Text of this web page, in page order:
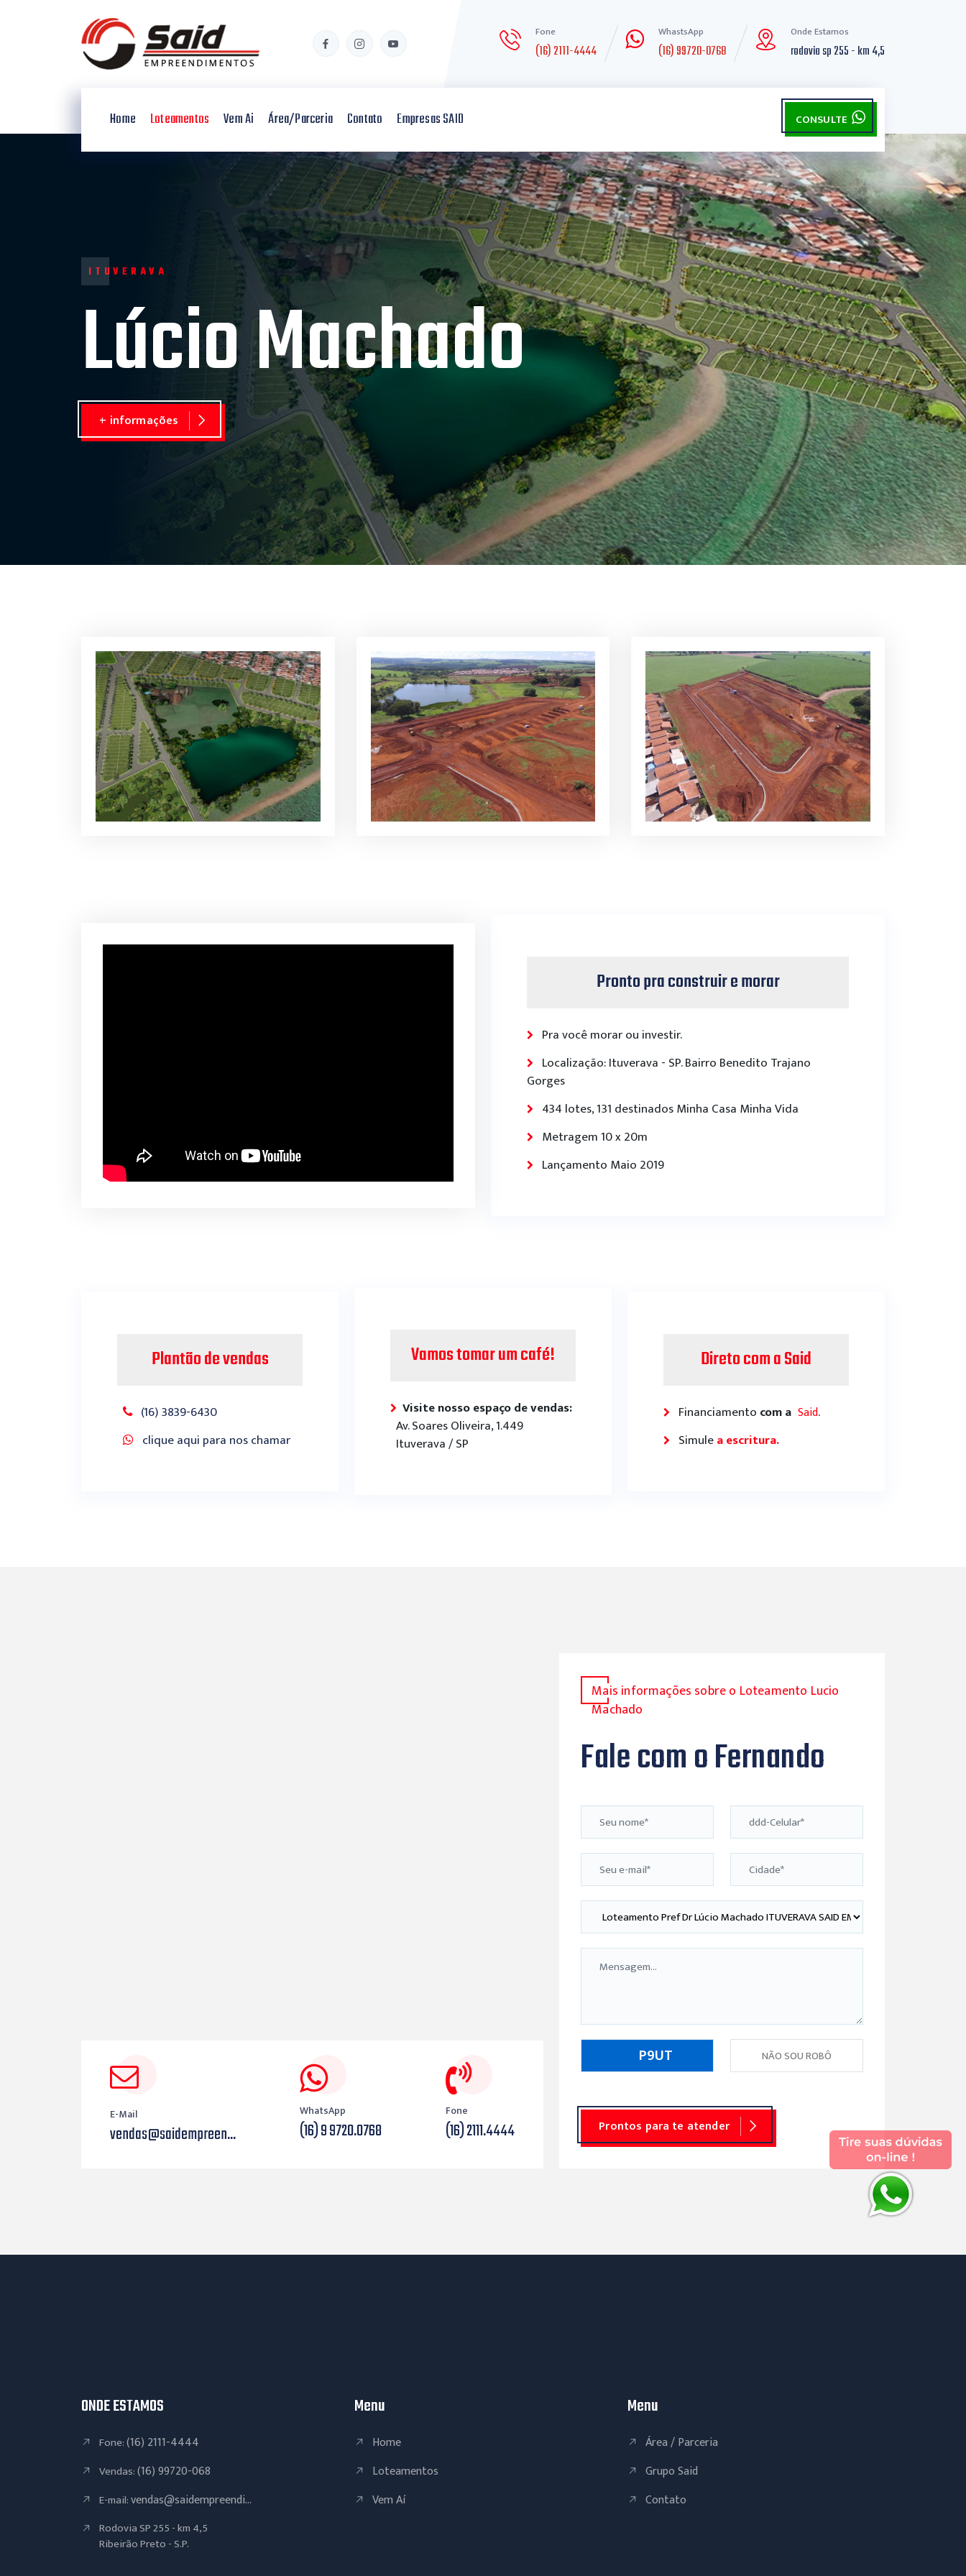
Fone
(16) 2111-4444
WhastsApp
(16) 99720-0768
Onde Estamos
rodovia sp 255 - km 4,5
Home Loteamentos Vem Ai Área/Parceria Contato Empresas SAID CONSULTE
ITUVERAVA
Lúcio Machado
+ informações
Pronto pra construir e morar
Pra você morar ou investir.
Localização: Ituverava - SP. Bairro Benedito Trajano
Gorges
434 lotes, 131 destinados Minha Casa Minha Vida
Metragem 10 x 20m
Lançamento Maio 2019
Plantão de vendas
(16) 3839-6430
clique aqui para nos chamar
Vamos tomar um café!
Visite nosso espaço de vendas:
Av. Soares Oliveira, 1.449
Ituverava / SP
Direto com a Said
Financiamento com a Said.
Simulea escritura.
E-Mail
vendas@saidempreen...
WhatsApp
(16) 9 9720.0768
Fone
(16) 2111.4444
Mais informações sobre o Loteamento Lucio
Machado
Fale com o Fernando
Prontos para te atender
ONDE ESTAMOS
Fone:(16) 2111-4444
Vendas:(16) 99720-068
E-mail:vendas@saidempreendi...
Rodovia SP 255 - km 4,5
Ribeirão Preto - S.P.
Menu
Home
Loteamentos
Vem Aí
Menu
Área / Parceria
Grupo Said
Contato